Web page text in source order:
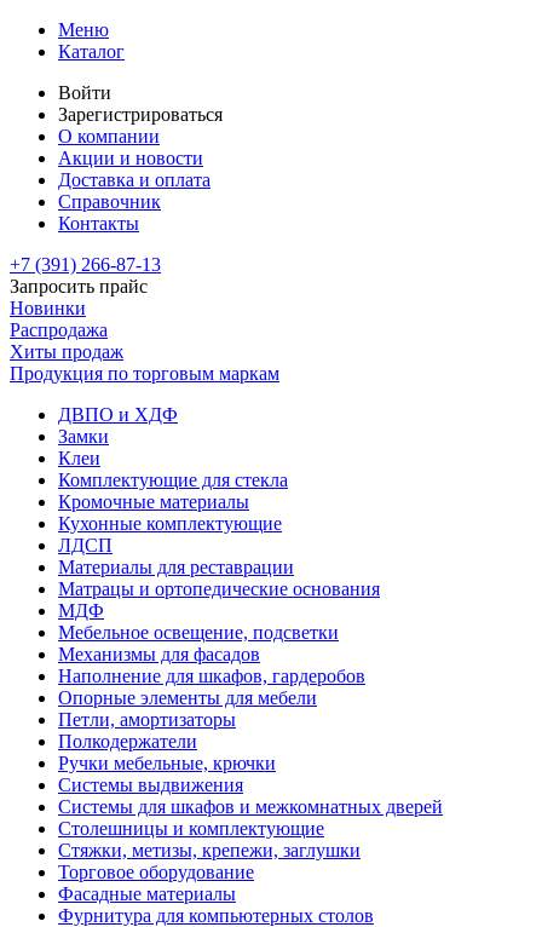
Меню
Каталог
Войти
Зарегистрироваться
О компании
Акции и новости
Доставка и оплата
Справочник
Контакты
+7 (391) 266-87-13
Запросить прайс
Новинки
Распродажа
Хиты продаж
Продукция по торговым маркам
ДВПО и ХДФ
Замки
Клеи
Комплектующие для стекла
Кромочные материалы
Кухонные комплектующие
ЛДСП
Материалы для реставрации
Матрацы и ортопедические основания
МДФ
Мебельное освещение, подсветки
Механизмы для фасадов
Наполнение для шкафов, гардеробов
Опорные элементы для мебели
Петли, амортизаторы
Полкодержатели
Ручки мебельные, крючки
Системы выдвижения
Системы для шкафов и межкомнатных дверей
Столешницы и комплектующие
Стяжки, метизы, крепежи, заглушки
Торговое оборудование
Фасадные материалы
Фурнитура для компьютерных столов